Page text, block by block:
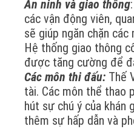
An ninh và giao thông
các vận động viên,
sẽ giúp ngăn chặn
Hệ thống giao thông
được tăng cường để
Các môn thi đấu: Thế
tài. Các môn thể thao
hút sự chú ý của
thêm sự hấp dẫn và